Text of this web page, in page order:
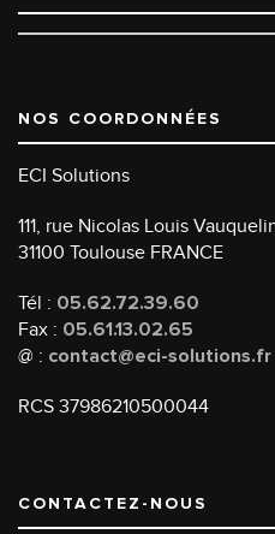
NOS COORDONNÉES
ECI Solutions
111, rue Nicolas Louis
31100 Toulouse FRANCE
Tél : 05.62.72.39.60
Fax : 05.61.13.02.65
@ : contact@eci-solutions.fr
RCS 37986210500044
CONTACTEZ-NOUS